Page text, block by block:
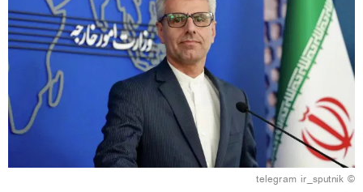
© telegram ir_sputnik